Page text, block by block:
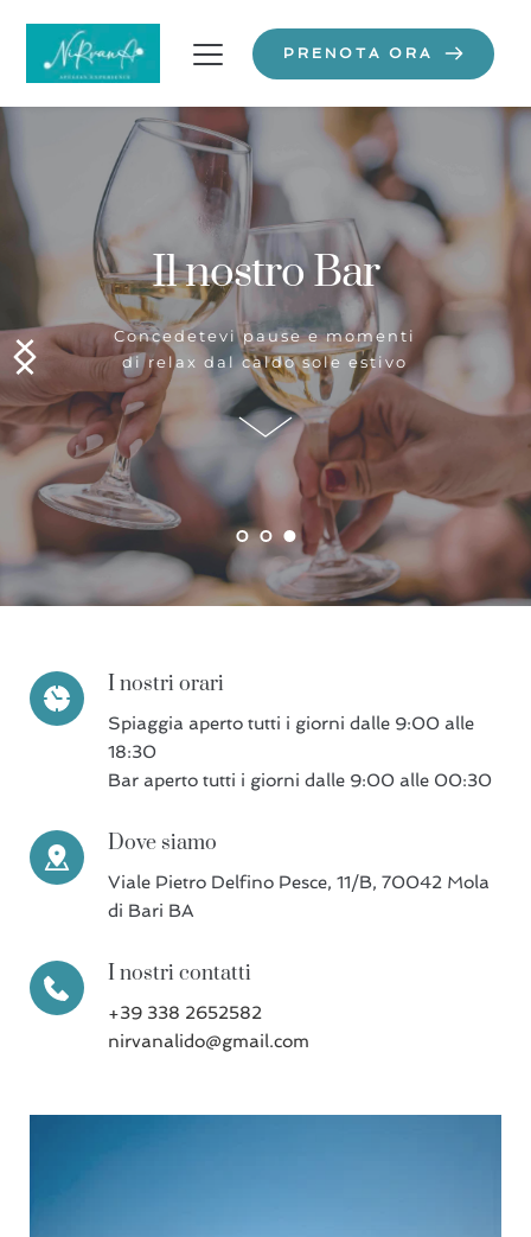
PRENOTA ORA
Nirvana Apulian
Experience
Un'oasi di benessere tra sole,
mare e buon cibo nella
splendida Puglia
I nostri orari
Spiaggia aperto tutti i giorni dalle 9:00 alle
18:30
Bar aperto tutti i giorni dalle 9:00 alle 00:30
Dove siamo
Viale Pietro Delfino Pesce, 11/B, 70042 Mola
di Bari BA
I nostri contatti
+39 338 2652582
nirvanalido@gmail.com